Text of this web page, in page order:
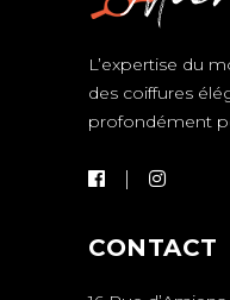
L’expertise du
des coiffures
profondément
CONTACT